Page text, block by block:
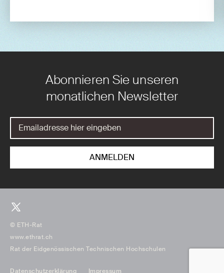
Abonnieren Sie unseren
monatlichen Newsletter
© ETH-Rat
www.ethrat.ch
Rat der Eidgenössischen Technischen Hochschulen
Datenschutzerklärung Impressum